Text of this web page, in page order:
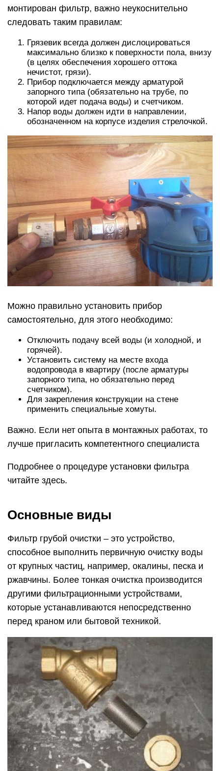
монтирован фильтр, важно неукоснительно
следовать таким правилам:
Грязевик всегда должен дислоцироваться
максимально близко к поверхности пола, внизу
(в целях обеспечения хорошего оттока
нечистот, грязи).
Прибор подключается между арматурой
запорного типа (обязательно на трубе, по
которой идет подача воды) и счетчиком.
Напор воды должен идти в направлении,
обозначенном на корпусе изделия стрелочкой.
Можно правильно установить прибор
самостоятельно, для этого необходимо:
Отключить подачу всей воды (и холодной, и
горячей).
Установить систему на месте входа
водопровода в квартиру (после арматуры
запорного типа, но обязательно перед
счетчиком).
Для закрепления конструкции на стене
применить специальные хомуты.
Важно. Если нет опыта в монтажных работах, то
лучше пригласить компетентного специалиста
Подробнее о процедуре установки фильтра
читайте здесь.
Основные виды
Фильтр грубой очистки – это устройство,
способное выполнить первичную очистку воды
от крупных частиц, например, окалины, песка и
ржавчины. Более тонкая очистка производится
другими фильтрационными устройствами,
которые устанавливаются непосредственно
перед краном или бытовой техникой.